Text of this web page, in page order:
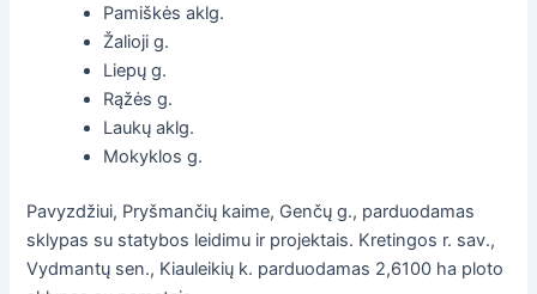
Pamiškės aklg.
Žalioji g.
Liepų g.
Rąžės g.
Laukų aklg.
Mokyklos g.
Pavyzdžiui, Pryšmančių kaime, Genčų g., parduodamas
sklypas su statybos leidimu ir projektais. Kretingos r. sav.,
Vydmantų sen., Kiauleikių k. parduodamas 2,6100 ha ploto